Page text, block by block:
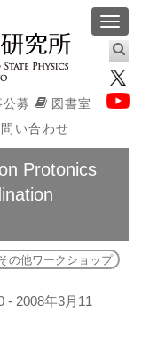
公募
図書室
い合わせ
Protonics
の他ワークショップ
- 2008年3月11